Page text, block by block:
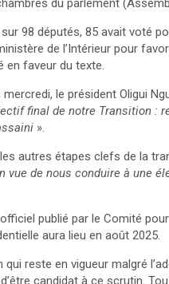
du parlement
98 députés, 85 avait voté
de l’Intérieur pour
en faveur du texte.
le président Oligui
final de notre Transition :
».
autres étapes clefs de la
vue de nous conduire à une
publié par le Comité
aura lieu en août 2025.
reste en vigueur malgré
candidat à ce scrutin.